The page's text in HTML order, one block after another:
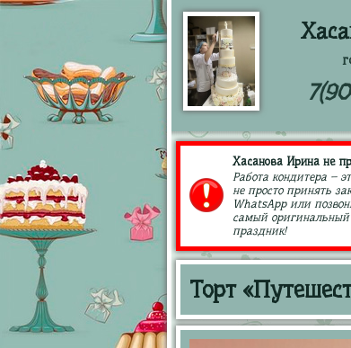
Хасанова Ирина не
Работа кондитера –
не просто принять
WhatsApp или
самый оригинальный
праздник!
Торт